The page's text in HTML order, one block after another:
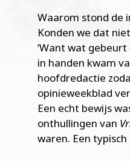
Waarom stond de
Konden we dat
‘Want wat
in handen kwam
hoofdredactie
opinieweekblad
Een echt bewijs
onthullingen van
waren. Een